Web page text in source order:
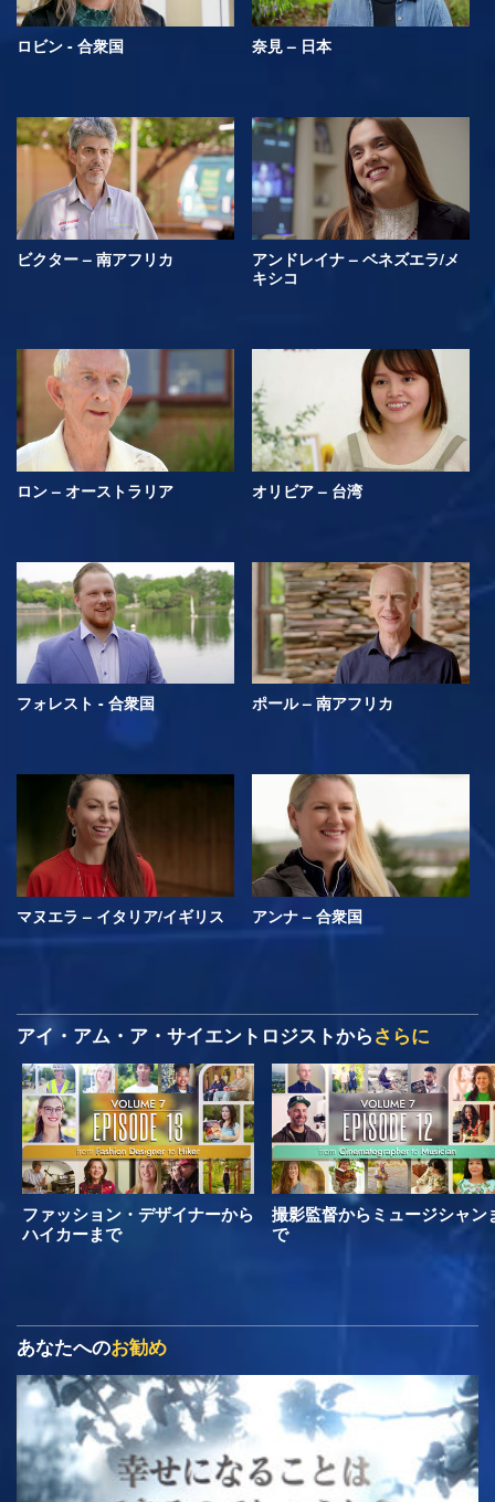
ロビン - 合衆国 奈見 – 日本
ビクター – 南アフリカ
アンドレイナ – ベネズエラ/メ
キシコ
ロン – オーストラリア オリビア – 台湾
フォレスト - 合衆国 ポール – 南アフリカ
マヌエラ – イタリア/イギリス アンナ – 合衆国
アイ・アム・ア・サイエントロジストからさらに
ファッション・デザイナーから
ハイカーまで
撮影監督からミュージシャン
で
あなたへのお勧め